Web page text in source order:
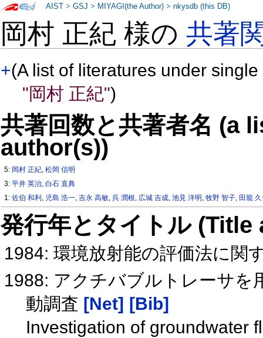
岡村 正紀 様の共著
+(A list of literatures under
"岡村 正紀")
共著回数と共著者名 (a
author(s))
5: 岡村 正紀,松岡 信明
3:平井 英治,白石 直典
1:佐伯 和利 , 児島 浩一,吉永 高敏,呉 潤根, 広城 吉成,池見 洋明 ,牧野 智子, 田籠
発行年とタイトル
1984: 環境放射能の評価法に関
1988: アクチバブルトレーサを
動調査 [Net] [Bib]
Investigation of groundwater
AIST >GSJ > MIYAGI(the Author) >nkysdb (this DB)